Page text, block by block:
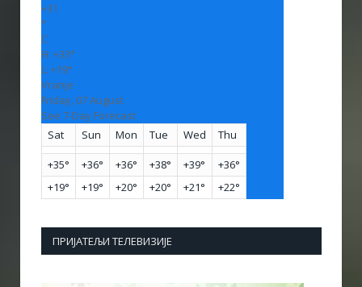
+31
°
C
H: +33°
L: +19°
Vranje
Friday, 07 August
See 7-Day Forecast
Sat
Sun Mon Tue Wed Thu
+35° +36° +36° +38° +39° +36°
+19° +19° +20° +20° +21° +22°
ПРИЈАТЕЉИ ТЕЛЕВИЗИЈЕ